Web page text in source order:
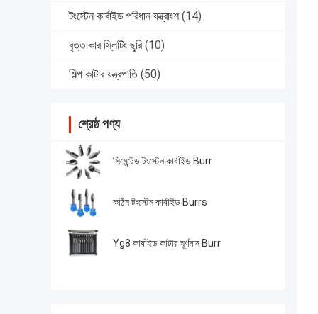
টংস্টেন কার্বাইড পরিধান যন্ত্রাংশ (14)
বৃত্তাকার স্লিটিং ছুরি (10)
শিল্প কাটার যন্ত্রপাতি (50)
শ্রেষ্ঠ পণ্য
সিমেন্টেড টংস্টেন কার্বাইড Burr
কঠিন টংস্টেন কার্বাইড Burrs
Yg8 কার্বাইড কাটার ঘূর্ণমান Burr